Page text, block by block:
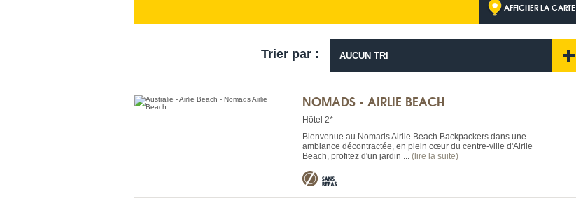
AFFICHER LA CARTE
Trier par : AUCUN TRI
NOMADS - AIRLIE BEACH
Hôtel 2*
Bienvenue au Nomads Airlie Beach Backpackers dans une
ambiance décontractée, en plein cœur du centre-ville d'Airlie
Beach, profitez d'un jardin ... (lire la suite)